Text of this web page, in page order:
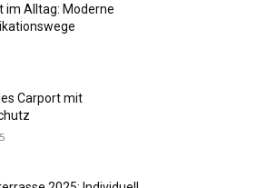
im Alltag: Moderne
Carport mit